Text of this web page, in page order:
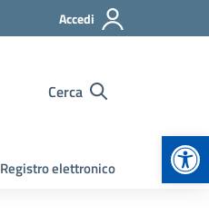
Accedi
Cerca
Registro elettronico